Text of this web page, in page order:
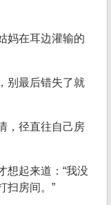
妈在耳边灌输的
别最后错失了就
，径直往自己房
想起来道：“我没
扫房间。”